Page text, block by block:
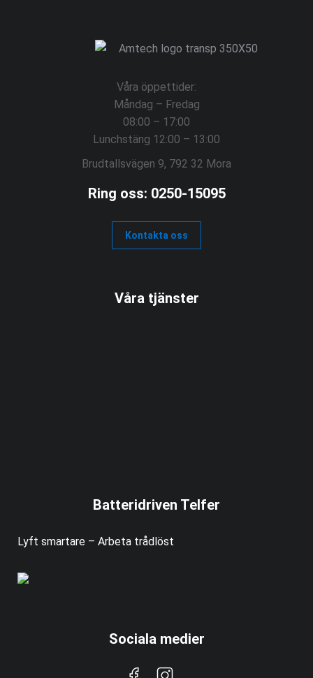
Våra öppettider:
Måndag – Fredag
08:00 – 17:00
Lunchstäng 12:00 – 13:00
Brudtallsvägen 9, 792 32 Mora
Ring oss: 0250-15095
Kontakta oss
Våra tjänster
Batteridriven Telfer
Lyft smartare – Arbeta trådlöst
Sociala medier